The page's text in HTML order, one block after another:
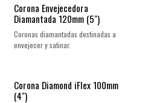
Corona Envejecedora
Diamantada 120mm (5")
Coronas diamantadas destinadas a
envejecer y satinar.
Corona Diamond iFlex 100mm
(4")